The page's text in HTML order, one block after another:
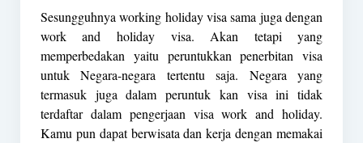
Sesungguhnya working holiday visa sama juga dengan
work and holiday visa. Akan tetapi yang
memperbedakan yaitu peruntukkan penerbitan visa
untuk Negara-negara tertentu saja. Negara yang
termasuk juga dalam peruntuk kan visa ini tidak
terdaftar dalam pengerjaan visa work and holiday.
Kamu pun dapat berwisata dan kerja dengan memakai